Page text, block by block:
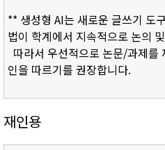
** 생성형 AI는 새로운 글쓰기 도
법이 학계에서 지속적으로 논의
따라서 우선적으로 논문/과제를
인을 따르기를 권장합니다.
재인용